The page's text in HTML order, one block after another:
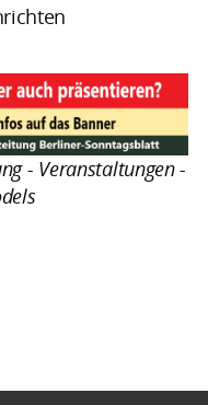
- Veranstaltungen -